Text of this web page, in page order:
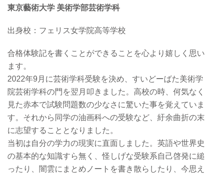
東京藝術大学 美術学部芸術学科
出身校：フェリス女学院高等学校
合格体験記を書くことができることを心より嬉しく思い
ます。
2022年9月に芸術学科受験を決め、すいどーばた美術学
院芸術学科の門を翌月叩きました。高校の時、何気なく
見た赤本で試験問題数の少なさに驚いた事を覚えていま
す。それから同学の油画科への受験など、紆余曲折の末
に志望することとなりました。
当初は自分の学力の現実に直面しました。英語や世界史
の基本的な知識すら無く、怪しげな受験系自己啓発に縋
ったり、闇雲にまとめノートを書き散らしたり、今思え